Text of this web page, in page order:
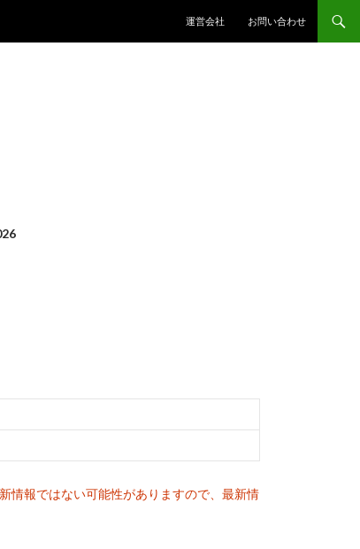
運営会社
お問い合わせ
情報ではない可能性がありますので、最新情